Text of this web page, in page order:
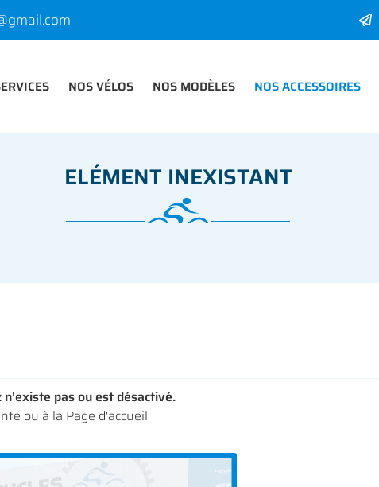
NOS VÉLOS NOS MODÈLES NOS ACCESSOIRES
à
en
ELÉMENT INEXISTANT
n'existe pas ou est désactivé.
ou à la Page d'accueil